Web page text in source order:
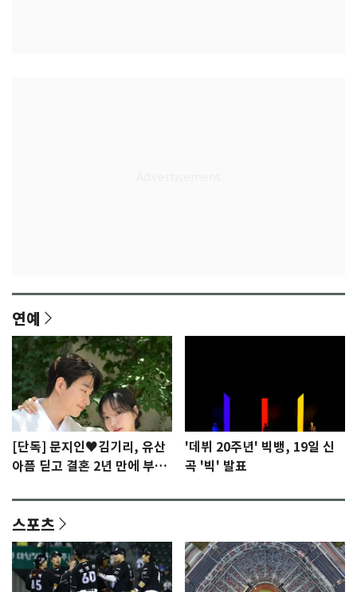
연예
[단독] 문지인♥김기리, 유산
아픔 딛고 결혼 2년 만에 부모
'데뷔 20주년' 빅뱅, 19일 신
곡 '빅' 발표
스포츠